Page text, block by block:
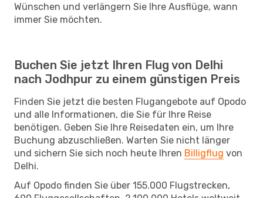
Wünschen und verlängern Sie Ihre Ausflüge, wann
immer Sie möchten.
Buchen Sie jetzt Ihren Flug von Delhi
nach Jodhpur zu einem günstigen Preis
Finden Sie jetzt die besten Flugangebote auf Opodo
und alle Informationen, die Sie für Ihre Reise
benötigen. Geben Sie Ihre Reisedaten ein, um Ihre
Buchung abzuschließen. Warten Sie nicht länger
und sichern Sie sich noch heute Ihren Billigflug von
Delhi.
Auf Opodo finden Sie über 155.000 Flugstrecken,